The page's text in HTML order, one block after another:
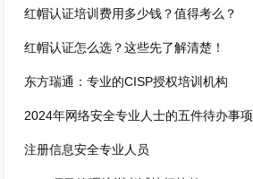
红帽认证培训费用多少钱？值得考么？
红帽认证怎么选？这些先了解清楚！
东方瑞通：专业的CISP授权培训机构
2024年网络安全专业人士的五件待办事项
注册信息安全专业人员